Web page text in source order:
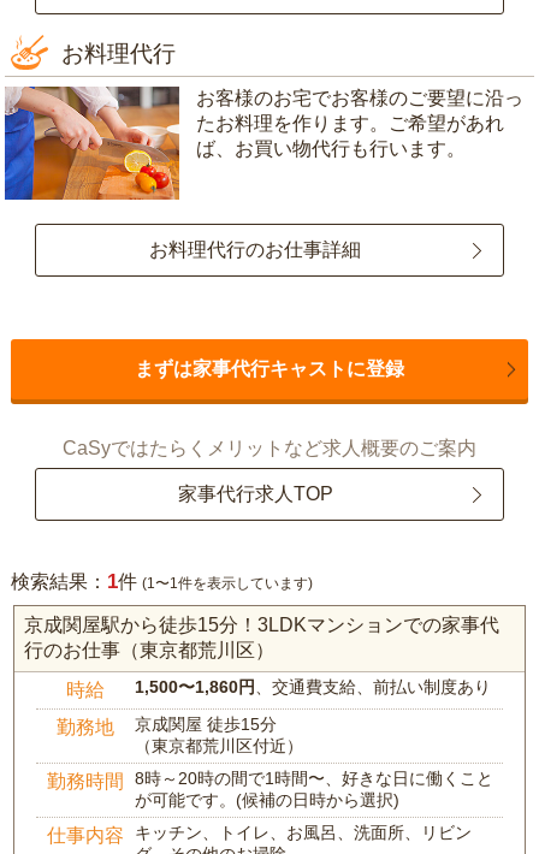
お料理代行
お客様のお宅でお客様のご要望に沿っ
たお料理を作ります。ご希望があれ
ば、お買い物代行も行います。
お料理代行のお仕事詳細
まずは家事代行キャストに登録
CaSyではたらくメリットなど求人概要のご案内
家事代行求人TOP
検索結果： 1件 (1〜1件を表示しています)
京成関屋駅から徒歩15分！3LDKマンションでの家事代
行のお仕事（東京都荒川区）
時給 1,500〜1,860円 、交通費支給、前払い制度あり
勤務地
京成関屋 徒歩15分
（東京都荒川区付近）
勤務時間
8時～20時の間で1時間〜、好きな日に働くこと
が可能です。(候補の日時から選択)
仕事内容
キッチン、トイレ、お風呂、洗面所、リビン